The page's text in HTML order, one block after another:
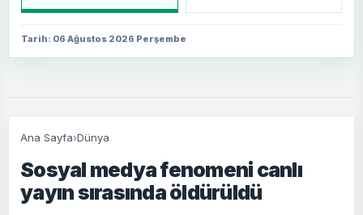
Tarih: 06 Ağustos 2026 Perşembe
Ana Sayfa›Dünya
Sosyal medya fenomeni canlı
yayın sırasında öldürüldü